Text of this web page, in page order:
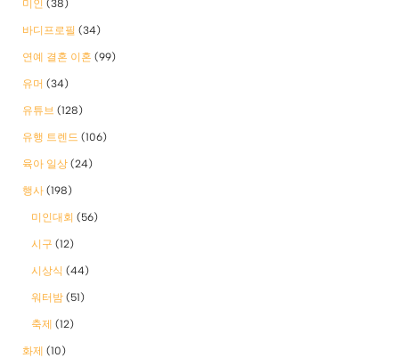
미인 (38)
바디프로필 (34)
연예 결혼 이혼 (99)
유머 (34)
유튜브 (128)
유행 트렌드 (106)
육아 일상 (24)
행사 (198)
미인대회 (56)
시구 (12)
시상식 (44)
워터밤 (51)
축제 (12)
화제 (10)